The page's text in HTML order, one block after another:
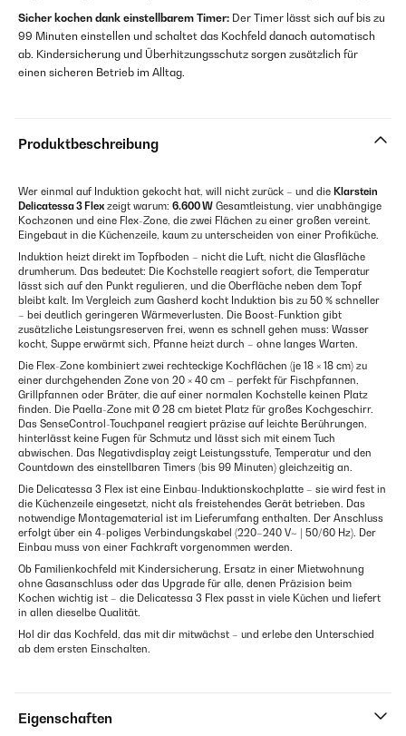
Sicher kochen dank einstellbarem Timer: Der Timer lässt sich auf bis zu
99 Minuten einstellen und schaltet das Kochfeld danach automatisch
ab. Kindersicherung und Überhitzungsschutz sorgen zusätzlich für
einen sicheren Betrieb im Alltag.
Produktbeschreibung
Wer einmal auf Induktion gekocht hat, will nicht zurück – und die Klarstein
Delicatessa 3 Flex zeigt warum: 6.600 W Gesamtleistung, vier unabhängige
Kochzonen und eine Flex-Zone, die zwei Flächen zu einer großen vereint.
Eingebaut in die Küchenzeile, kaum zu unterscheiden von einer Profiküche.
Induktion heizt direkt im Topfboden – nicht die Luft, nicht die Glasfläche
drumherum. Das bedeutet: Die Kochstelle reagiert sofort, die Temperatur
lässt sich auf den Punkt regulieren, und die Oberfläche neben dem Topf
bleibt kalt. Im Vergleich zum Gasherd kocht Induktion bis zu 50 % schneller
– bei deutlich geringeren Wärmeverlusten. Die Boost-Funktion gibt
zusätzliche Leistungsreserven frei, wenn es schnell gehen muss: Wasser
kocht, Suppe erwärmt sich, Pfanne heizt durch – ohne langes Warten.
Die Flex-Zone kombiniert zwei rechteckige Kochflächen (je 18 × 18 cm) zu
einer durchgehenden Zone von 20 × 40 cm – perfekt für Fischpfannen,
Grillpfannen oder Bräter, die auf einer normalen Kochstelle keinen Platz
finden. Die Paella-Zone mit Ø 28 cm bietet Platz für großes Kochgeschirr.
Das SenseControl-Touchpanel reagiert präzise auf leichte Berührungen,
hinterlässt keine Fugen für Schmutz und lässt sich mit einem Tuch
abwischen. Das Negativdisplay zeigt Leistungsstufe, Temperatur und den
Countdown des einstellbaren Timers (bis 99 Minuten) gleichzeitig an.
Die Delicatessa 3 Flex ist eine Einbau-Induktionskochplatte – sie wird fest in
die Küchenzeile eingesetzt, nicht als freistehendes Gerät betrieben. Das
notwendige Montagematerial ist im Lieferumfang enthalten. Der Anschluss
erfolgt über ein 4-poliges Verbindungskabel (220–240 V~ | 50/60 Hz). Der
Einbau muss von einer Fachkraft vorgenommen werden.
Ob Familienkochfeld mit Kindersicherung, Ersatz in einer Mietwohnung
ohne Gasanschluss oder das Upgrade für alle, denen Präzision beim
Kochen wichtig ist – die Delicatessa 3 Flex passt in viele Küchen und liefert
in allen dieselbe Qualität.
Hol dir das Kochfeld, das mit dir mitwächst – und erlebe den Unterschied
ab dem ersten Einschalten.
Eigenschaften